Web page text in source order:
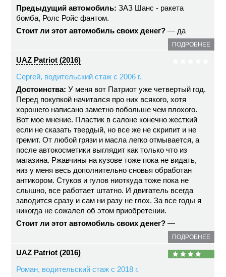
Предыдущий автомобиль: ЗАЗ Шанс - ракета
бомба, Ролс Ройс фантом.
Стоит ли этот автомобиль своих денег? — да
ПОДРОБНЕЕ
UAZ Patriot (2016)
Сергей, водительский стаж с 2006 г.
Достоинства: У меня вот Патриот уже четвертый год.
Перед покупкой начитался про них всякого, хотя
хорошего написано заметно побольше чем плохого.
Вот мое мнение. Пластик в салоне конечно жесткий
если не сказать твердый, но все же не скрипит и не
гремит. От любой грязи и масла легко отмывается, а
после автокосметики выглядит как только что из
магазина. Ржавчины на кузове тоже пока не видать,
низ у меня весь дополнительно сновья обработан
антикором. Стуков и гулов ниоткуда тоже пока не
слышно, все работает штатно. И двигатель всегда
заводится сразу и сам ни разу не глох. За все годы я
никогда не сожалел об этом приобретении.
Стоит ли этот автомобиль своих денег? —
ПОДРОБНЕЕ
UAZ Patriot (2016)
Роман, водительский стаж с 2018 г.